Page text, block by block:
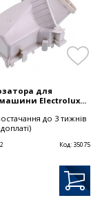
для
Electrolux...
до 3 тижнів
Код: 35075